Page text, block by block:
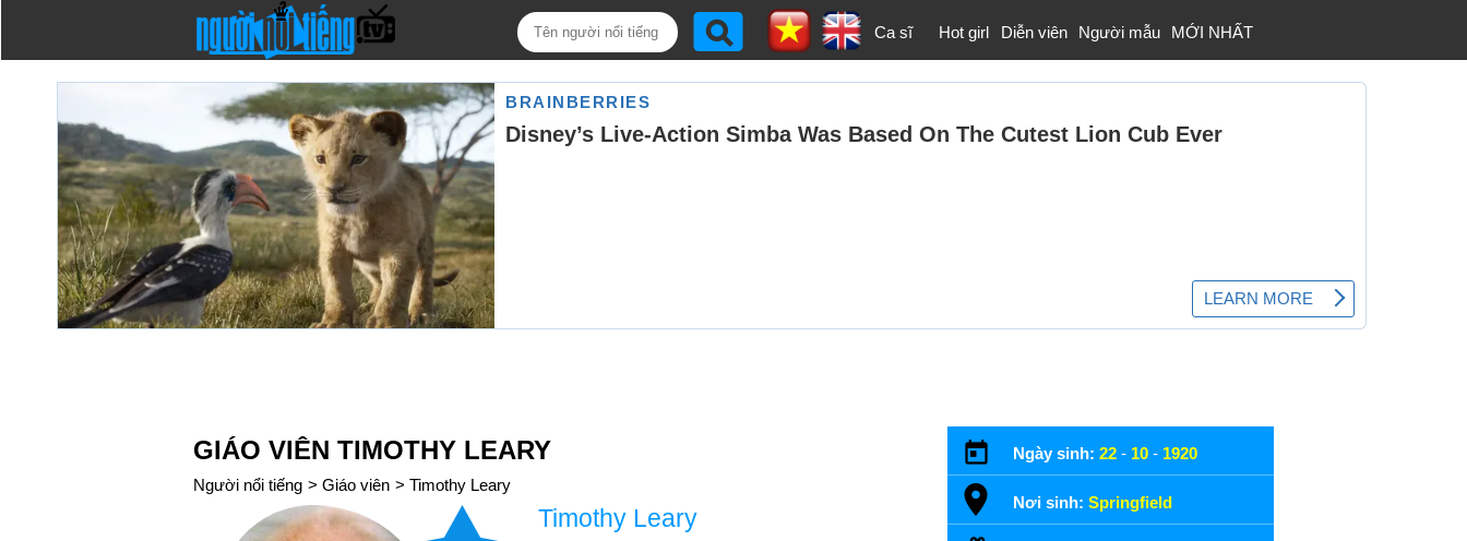
Ca sĩ Hot girl Diễn viên Người mẫu MỚI NHẤT
GIÁO VIÊN TIMOTHY LEARY
Người nổi tiếng > Giáo viên > Timothy Leary
Timothy Leary
Ngày sinh: 22 - 10 - 1920
Nơi sinh: Springfield